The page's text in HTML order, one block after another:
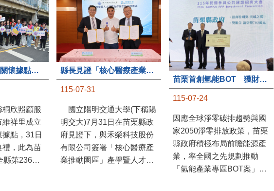
苗栗縣第236處關懷據點在苗栗市維祥里揭牌
欣照顧服
維祥里成立
點，31日
禮，此為苗
縣第236處
縣長見證「核心醫療產業推動園區」產學合作簽約儀式
115-07-31
國立陽明交通大學(下稱陽
明交大)7月31日在苗栗縣政
府見證下，與禾榮科技股份
有限公司簽署「核心醫療產
業推動園區」產學暨人才培
苗栗首創氫能BOT 獲財政部「突破之翼」肯定
115-07-24
因應全球淨零碳排趨勢與國
家2050淨零排放政策，苗栗
縣政府積極布局前瞻能源產
業，率全國之先規劃推動
「氫能產業專區BOT案」，